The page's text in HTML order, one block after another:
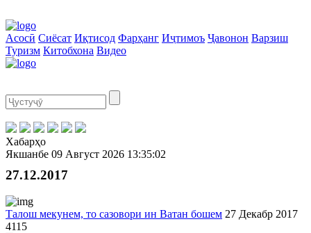
Асосӣ Сиёсат Иқтисод Фарҳанг Иҷтимоъ Ҷавонон Варзиш
Туризм Китобхона Видео
Хабарҳо
Якшанбе 09 Август 2026 13:35:02
27.12.2017
Талош мекунем, то сазовори ин Ватан бошем 27 Декабр 2017
4115